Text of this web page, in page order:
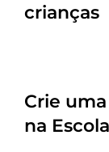
crianças
Crie uma
na